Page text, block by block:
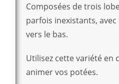
Composées de trois
parfois inexistants,
vers le bas.
Utilisez cette variété en
animer vos potées.